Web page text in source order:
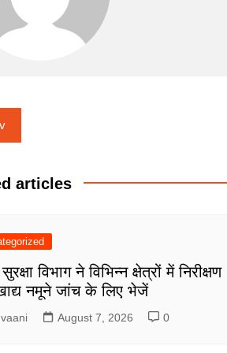
er
articles
विभाग ने विभिन्न क्षेत्रों में निरीक्षण
नमूने जांच के लिए भेजें
August 7, 2026 0